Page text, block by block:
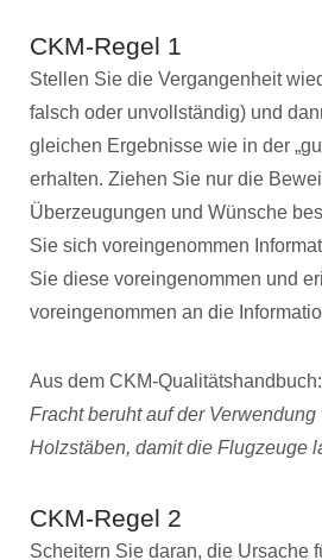
CKM-Regel 1
Stellen Sie die Vergangenheit
falsch oder unvollständig) und
gleichen Ergebnisse wie in der
erhalten. Ziehen Sie nur die
Überzeugungen und Wünsche
Sie sich voreingenommen
Sie diese voreingenommen und
voreingenommen an die
Aus dem CKM-Qualitätshandbuch:
Fracht beruht auf der
Holzstäben, damit die Flugzeuge
CKM-Regel 2
Scheitern Sie daran, die Ursache